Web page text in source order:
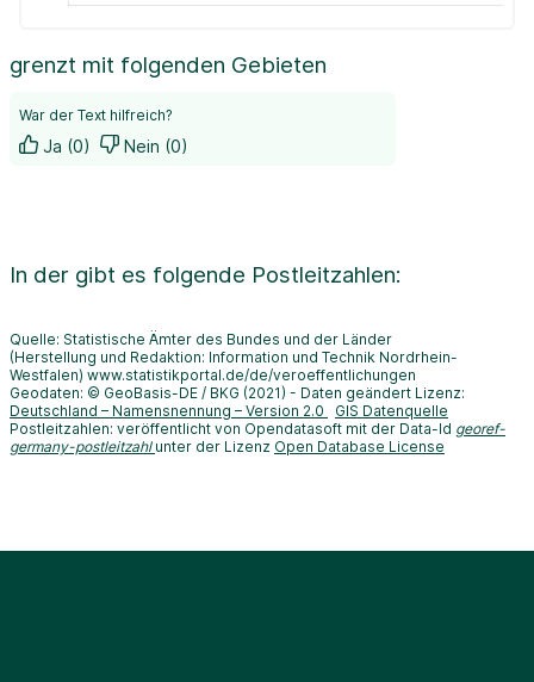
grenzt mit folgenden Gebieten
War der Text hilfreich?
Ja (0) Nein (0)
In der gibt es folgende Postleitzahlen:
Quelle: Statistische Ämter des Bundes und der Länder
(Herstellung und Redaktion: Information und Technik Nordrhein-
Westfalen) www.statistikportal.de/de/veroeffentlichungen
Geodaten: © GeoBasis-DE / BKG (2021) - Daten geändert Lizenz:
Deutschland – Namensnennung – Version 2.0
GIS Datenquelle
Postleitzahlen: veröffentlicht von Opendatasoft mit der Data-Id georef-
germany-postleitzahl unter der Lizenz Open Database License